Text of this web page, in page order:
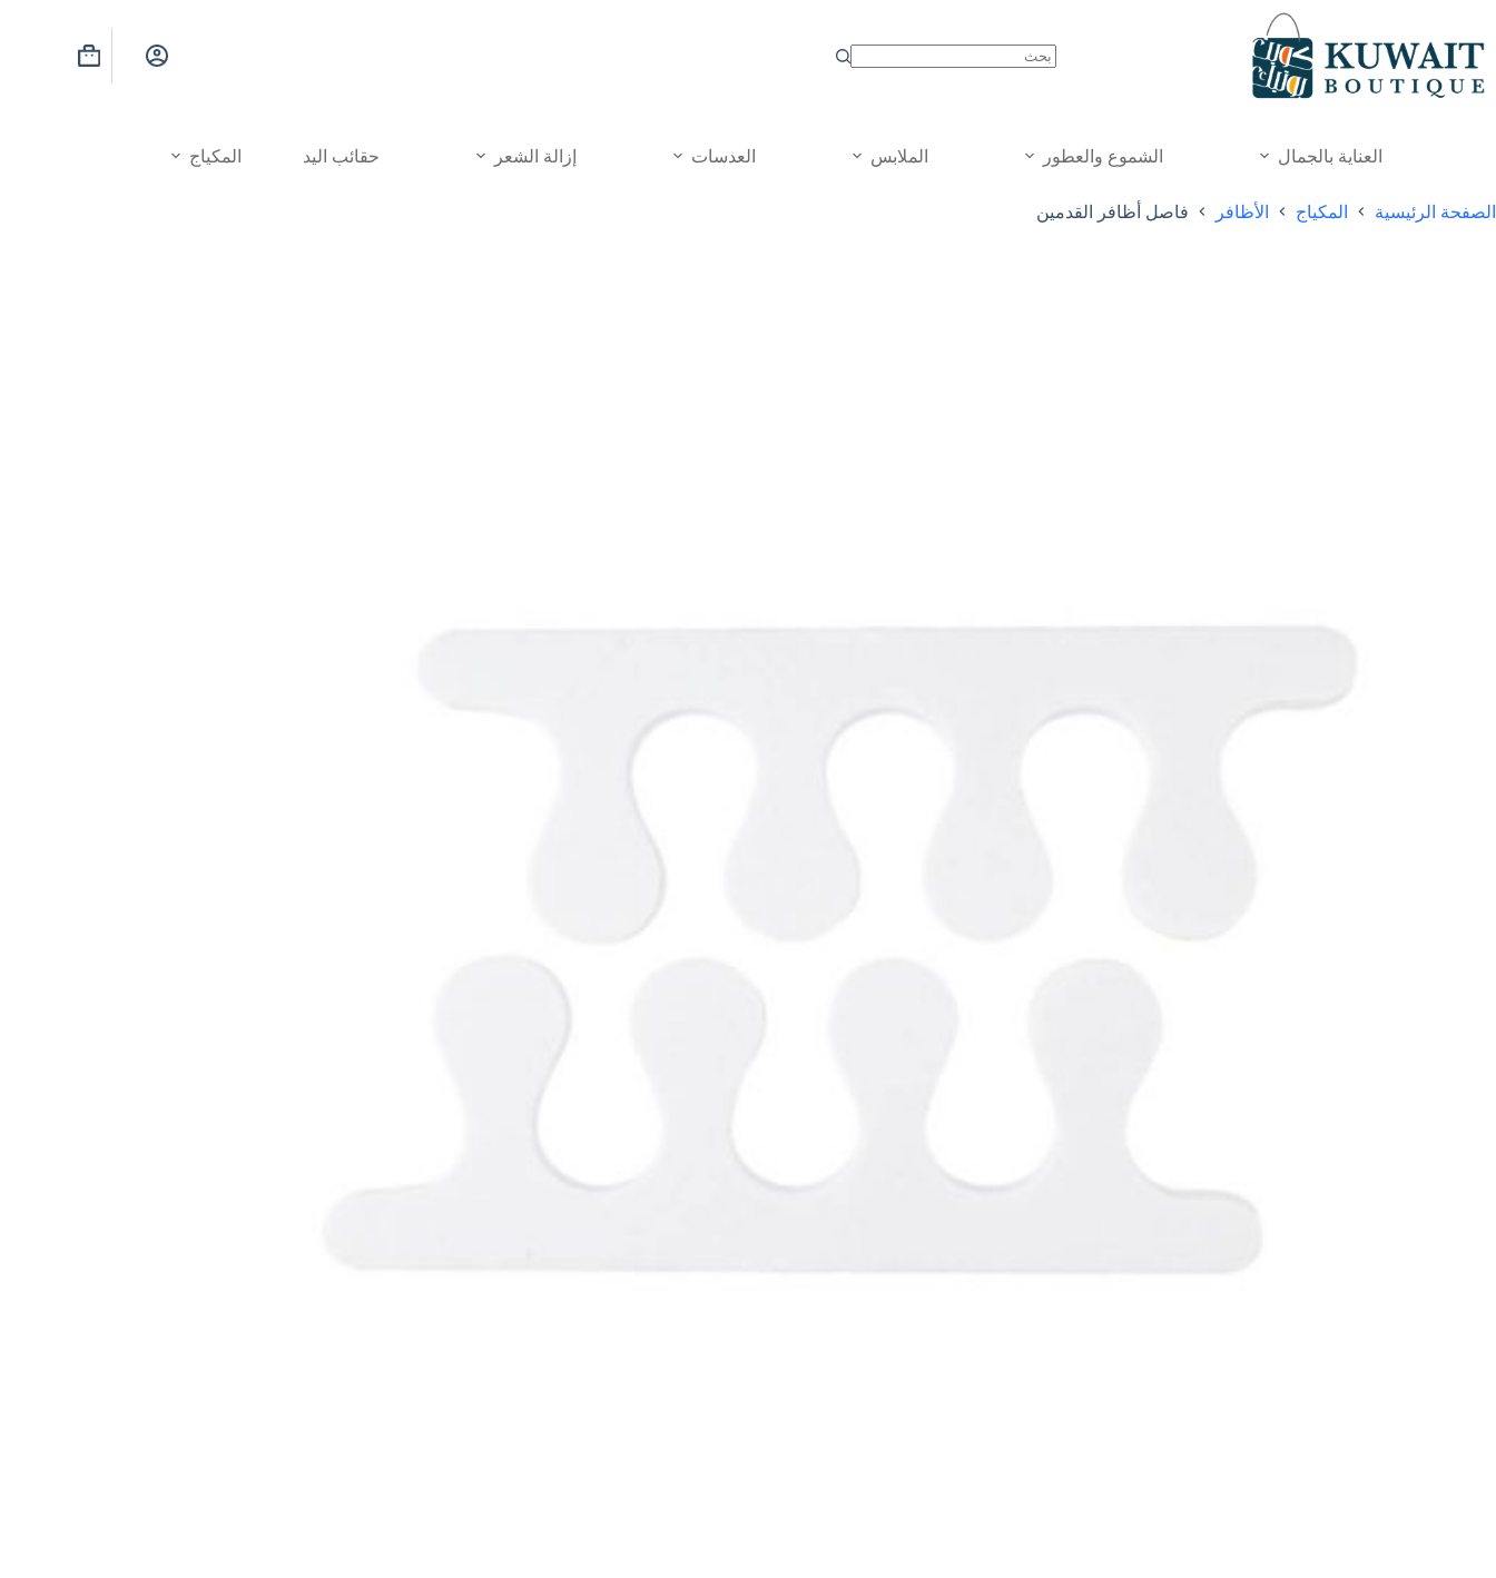
المحتوى
عربة
العناية بالجمال الشموع والعطور الملابس العدسات إزالة الشعر حقائب اليد المكياج
الصفحة الرئيسية المكياج الأظافر فاصل أظافر القدمين